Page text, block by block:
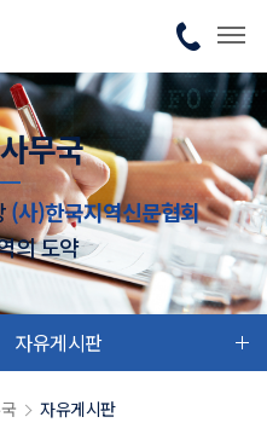
무국
(사)한국지역신문협회
의 도약
자유게시판
자유게시판